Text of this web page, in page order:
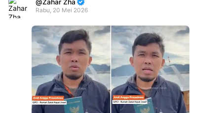
Zahar Zha
Rabu, 20 Mei 2026
Premium
Templates